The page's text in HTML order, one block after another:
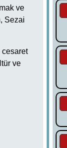
ve
Sezai
cesaret
ve